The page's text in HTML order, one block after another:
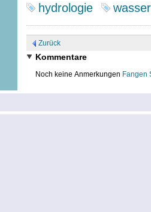
hydrologie wasser
Zurück
Kommentare
Noch keine Anmerkungen Fangen